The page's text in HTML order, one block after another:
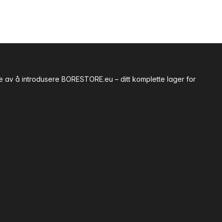
å introdusere BORESTORE.eu – ditt komplette lager for